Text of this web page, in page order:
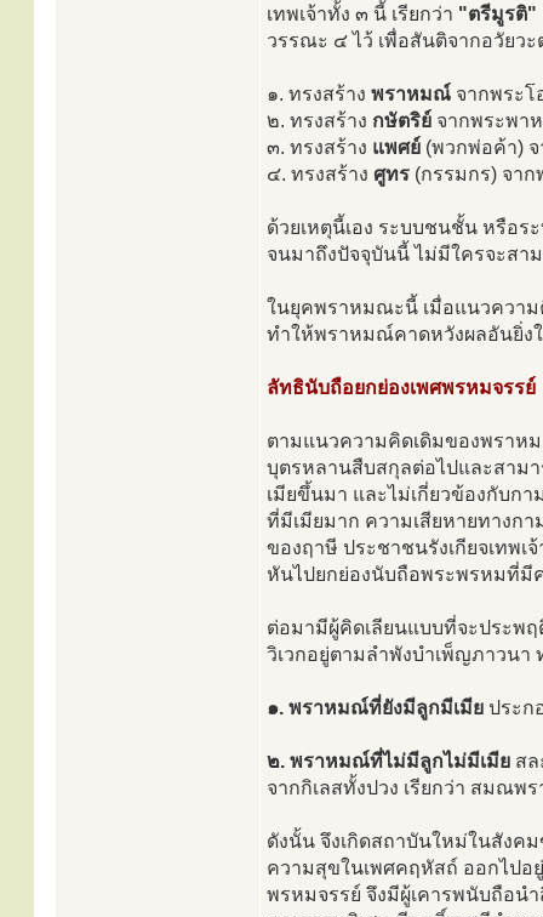
เทพเจ้าทั้ง ๓ นี้ เรียกว่า "ตรีมูรติ"
วรรณะ ๔ ไว้ เพื่อสันติจากอวัยวะ
๑. ทรงสร้าง พราหมณ์ จากพระ
๒. ทรงสร้าง กษัตริย์ จากพระพา
๓. ทรงสร้าง แพศย์ (พวกพ่อค้า)
๔. ทรงสร้าง ศูทร (กรรมกร) จา
ด้วยเหตุนี้เอง ระบบชนชั้น หรือ
จนมาถึงปัจจุบันนี้ ไม่มีใครจะสา
ในยุคพราหมณะนี้ เมื่อแนวควา
ทำให้พราหมณ์คาดหวังผลอันยิ่ง
ลัทธินับถือยกย่องเพศพรหมจรรย์
ตามแนวความคิดเดิมของพราห
บุตรหลานสืบสกุลต่อไปและสาม
เมียขึ้นมา และไม่เกี่ยวข้องกับก
ที่มีเมียมาก ความเสียหายทางก
ของฤาษี ประชาชนรังเกียจเทพ
หันไปยกย่องนับถือพระพรหมที่มี
ต่อมามีผู้คิดเลียนแบบที่จะประพ
วิเวกอยู่ตามลำพังบำเพ็ญภาวนา
๑. พราหมณ์ที่ยังมีลูกมีเมีย ประก
๒. พราหมณ์ที่ไม่มีลูกไม่มีเมีย ส
จากกิเลสทั้งปวง เรียกว่า สมณพ
ดังนั้น จึงเกิดสถาบันใหม่ในสังค
ความสุขในเพศคฤหัสถ์ ออกไปอ
พรหมจรรย์ จึงมีผู้เคารพนับถือน